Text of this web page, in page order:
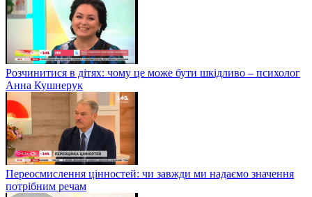
Розчинитися в дітях: чому це може бути шкідливо – психолог
Анна Кушнерук
Переосмислення цінностей: чи завжди ми надаємо значення
потрібним речам